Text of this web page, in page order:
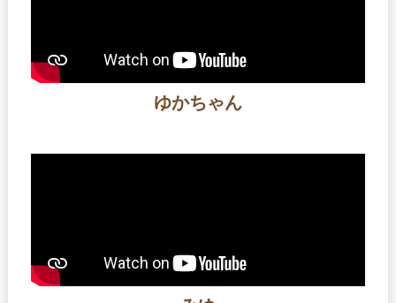
ゆかちゃん